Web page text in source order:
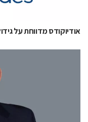
אודיוקודס מדווחת על